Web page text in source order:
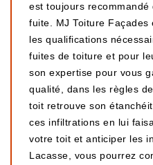
est toujours
fuite. MJ Toiture
les qualifications
fuites de toiture et pour
son expertise pour vous
qualité, dans les règles
toit retrouve son
ces infiltrations en lui
votre toit et anticiper les
Lacasse, vous pourrez